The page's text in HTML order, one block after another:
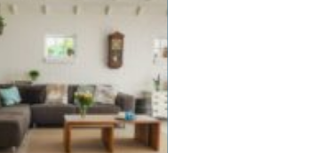
väljer att förnya köket på
det här sättet för att
hålla kostnaderna nere,
minska avfallet och
samtidigt få en slät oc...